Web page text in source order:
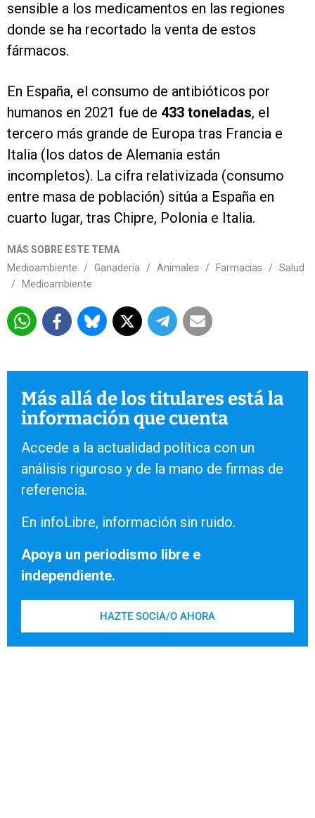
sensible a los medicamentos en las regiones
donde se ha recortado la venta de estos
fármacos.
En España, el consumo de antibióticos por
humanos en 2021 fue de 433 toneladas, el
tercero más grande de Europa tras Francia e
Italia (los datos de Alemania están
incompletos). La cifra relativizada (consumo
entre masa de población) sitúa a España en
cuarto lugar, tras Chipre, Polonia e Italia.
MÁS SOBRE ESTE TEMA
Medioambiente
/ Ganadería / Animales / Farmacias /
Salud
/
Medioambiente
Más allá de los titulares está la
información que cuenta
Accede a la actualidad política con un
análisis riguroso y de la mano de firmas de
referencia.
En infoLibre, información sin ruido.
Apoya un periodismo libre e
independiente.
HAZTE SOCIA/O AHORA